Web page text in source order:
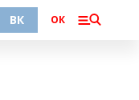
ВК ОК